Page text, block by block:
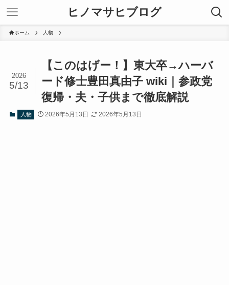
ヒノマサヒブログ
ホーム 人物
【このはげー！】東大卒→ハーバ
ード修士豊田真由子 wiki｜参政党
復帰・夫・子供まで徹底解説
2026
5/13
人物 2026年5月13日 2026年5月13日